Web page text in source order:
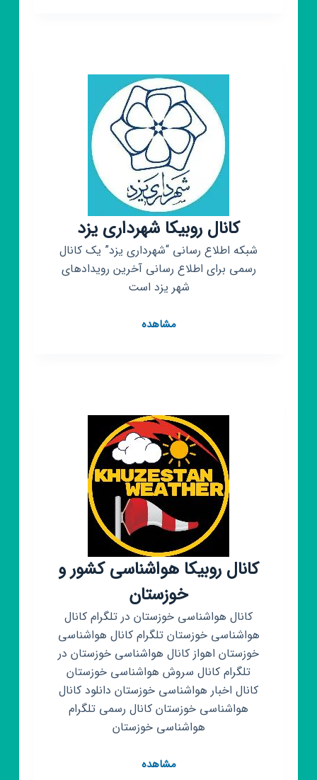
کانال روبیکا شهرداری یزد
شبکه اطلاع رسانی “شهرداری یزد” یک کانال
رسمی برای اطلاع رسانی آخرین رویدادهای
شهر یزد است
مشاهدهکانال
کانال روبیکا هواشناسی کشور و
خوزستان
کانال هواشناسی خوزستان در تلگرام کانال
هواشناسی خوزستان تلگرام کانال هواشناسی
خوزستان اهواز کانال هواشناسی خوزستان در
تلگرام کانال سروش هواشناسی خوزستان
کانال اخبار هواشناسی خوزستان دانلود کانال
هواشناسی خوزستان کانال رسمی تلگرام
هواشناسی خوزستان
مشاهدهکانال